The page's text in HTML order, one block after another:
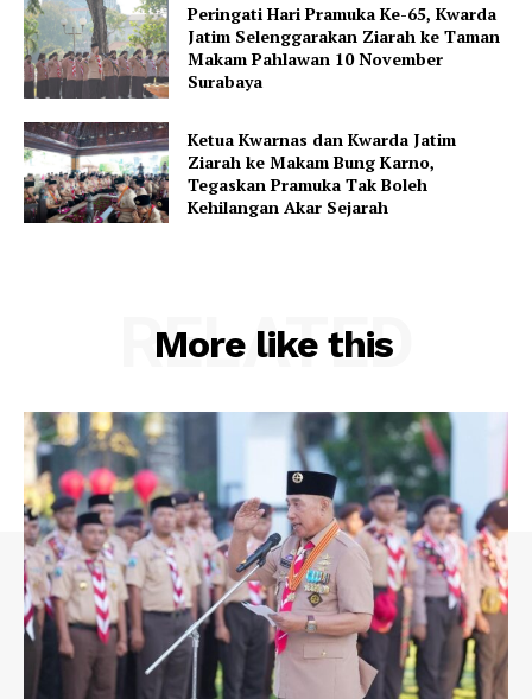
Peringati Hari Pramuka Ke-65, Kwarda
Jatim Selenggarakan Ziarah ke Taman
Makam Pahlawan 10 November
Surabaya
Ketua Kwarnas dan Kwarda Jatim
Ziarah ke Makam Bung Karno,
Tegaskan Pramuka Tak Boleh
Kehilangan Akar Sejarah
More like this
RELATED